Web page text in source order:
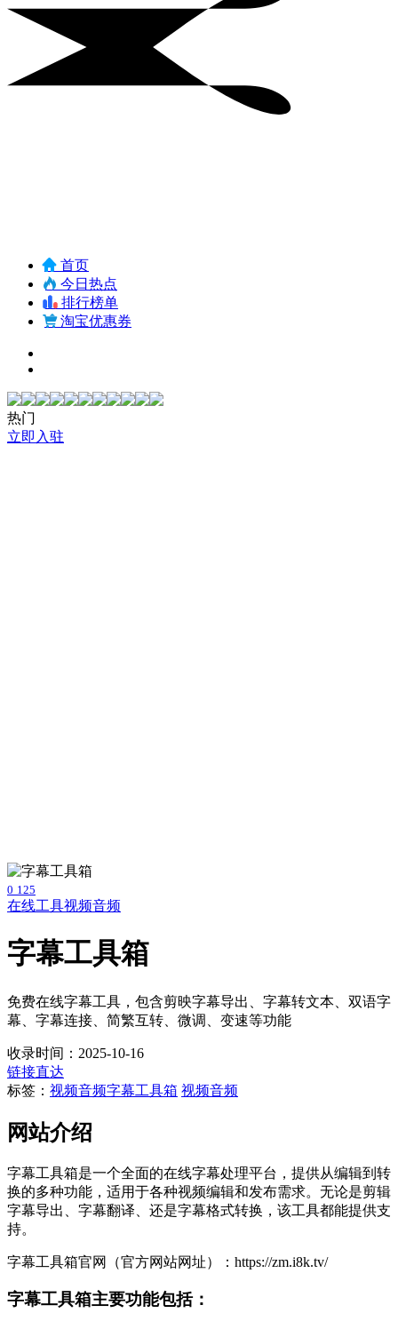
首页
今日热点
排行榜单
淘宝优惠券
热门
立即入驻
0 125
在线工具视频音频
字幕工具箱
免费在线字幕工具，包含剪映字幕导出、字幕转文本、双语字
幕、字幕连接、简繁互转、微调、变速等功能
收录时间：2025-10-16
链接直达
标签： 视频音频字幕工具箱 视频音频
网站介绍
字幕工具箱是一个全面的在线字幕处理平台，提供从编辑到转
换的多种功能，适用于各种视频编辑和发布需求。无论是剪辑
字幕导出、字幕翻译、还是字幕格式转换，该工具都能提供支
持。
字幕工具箱官网（官方网站网址）：https://zm.i8k.tv/
字幕工具箱主要功能包括：